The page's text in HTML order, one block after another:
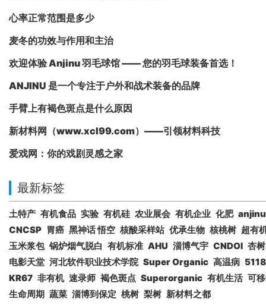
心率正常范围是多少
麦冬的功效与作用和主治
欢迎体验 Anjinu 羽毛球馆 —— 您的羽毛球装备首选！
ANJINU 是一个专注于户外和战术装备的品牌
手臂上有褐色斑点是什么原因
新材料网（www.xcl99.com）——引领材料科技
爱戏网：你的戏剧灵感之家
最新标签
土特产 有机食品 实验 有机硅 农业展会 有机企业 化肥 anjinu
CNCSP 胃癌 黑神话 悟空 核酸采样站 优承生物 核桃树 超有
玉米浆包 锅炉烟气脱白 有机标准 AHU 淄博气宇 CNDOI 杏树
电影天堂 河北软件职业技术学院 Super Organic 高温病 5118
KR67 非有机 速录师 褐色斑点 Superorganic 有机生活 可
生命周期 蔬菜 淄博到保定 桃树 梨树 新材料之都